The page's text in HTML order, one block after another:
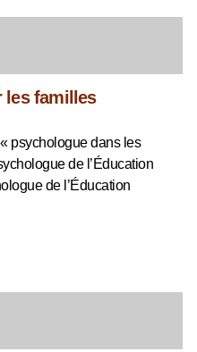
les familles
psychologue dans les
de l’Éducation
de l’Éducation